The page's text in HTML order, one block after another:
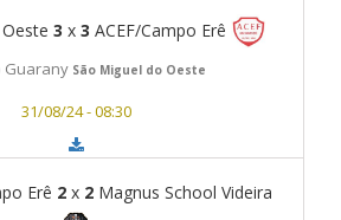
3 x 3 ACEF/Campo Erê
Guarany São Miguel do Oeste
31/08/24 - 08:30
Erê 2x 2Magnus School Videira